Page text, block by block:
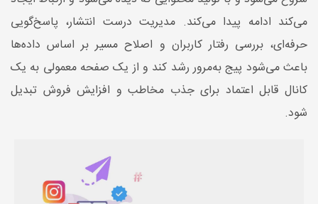
می‌کند ادامه پیدا می‌کند. مدیریت درست انتشار، پاسخ‌گویی
حرفه‌ای، بررسی رفتار کاربران و اصلاح مسیر بر اساس داده‌ها
باعث می‌شود پیج به‌مرور رشد کند و از یک صفحه معمولی به یک
کانال قابل اعتماد برای جذب مخاطب و افزایش فروش تبدیل
شود.